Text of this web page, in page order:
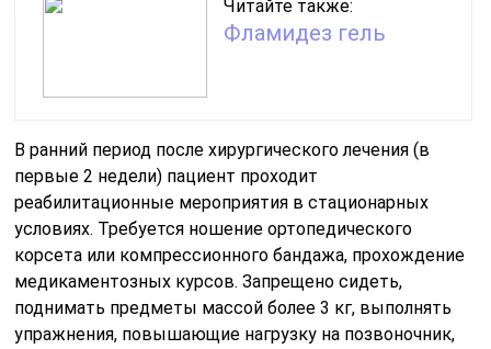
Читайте также:
Фламидез гель
В ранний период после хирургического лечения (в
первые 2 недели) пациент проходит
реабилитационные мероприятия в стационарных
условиях. Требуется ношение ортопедического
корсета или компрессионного бандажа, прохождение
медикаментозных курсов. Запрещено сидеть,
поднимать предметы массой более 3 кг, выполнять
упражнения, повышающие нагрузку на позвоночник,